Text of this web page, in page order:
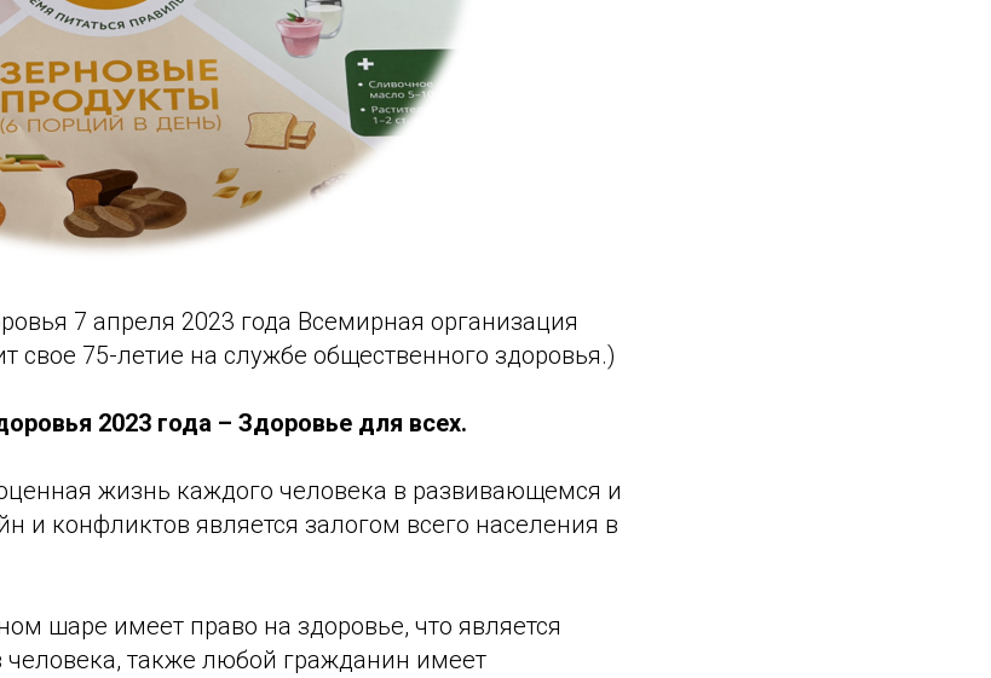
7 апреля 2023 года Всемирная организация
свое 75-летие на службе общественного здоровья.)
2023 года – Здоровье для всех.
жизнь каждого человека в развивающемся и
и конфликтов является залогом всего населения в
шаре имеет право на здоровье, что является
также любой гражданин имеет